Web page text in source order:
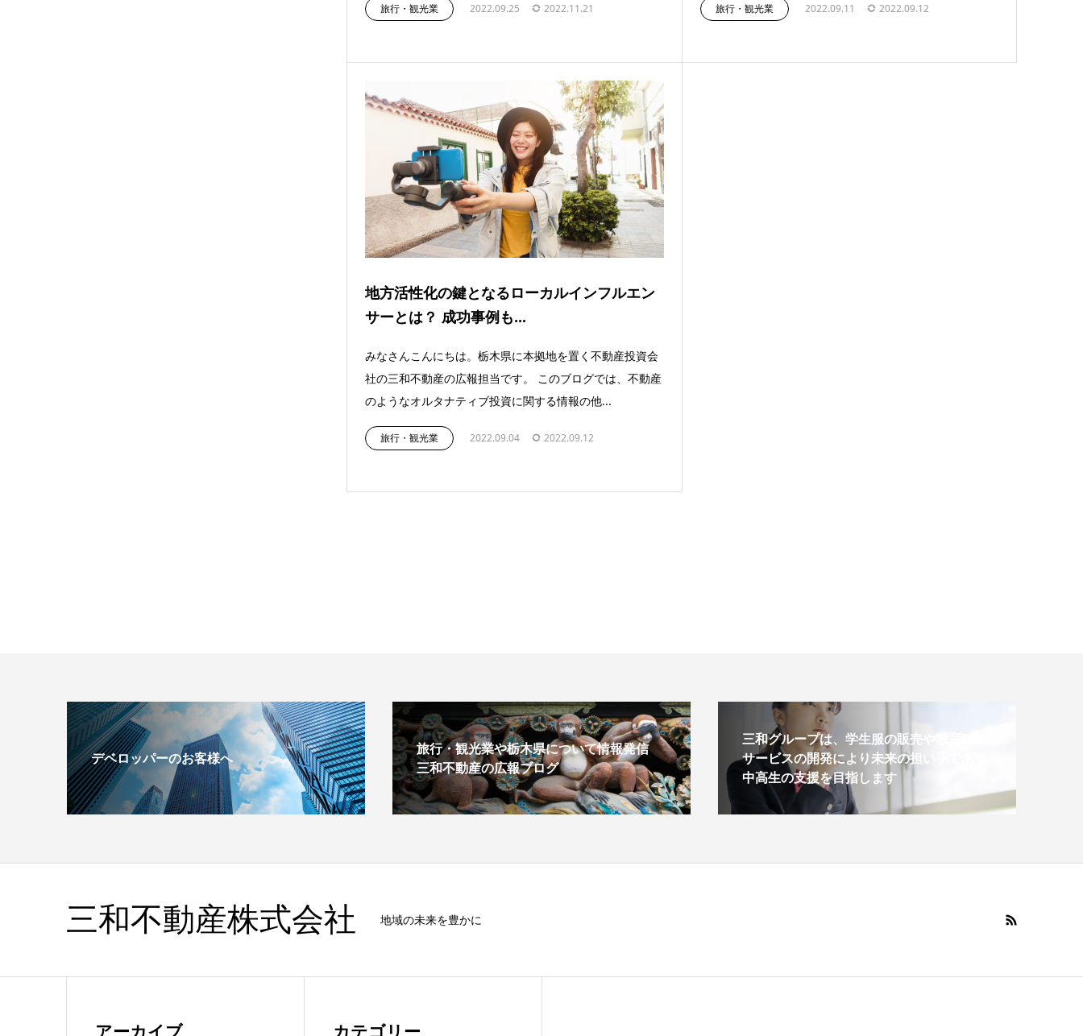
旅行・観光業 2022.09.25 2022.11.21 旅行・観光業 2022.09.11 2022.09.12
地方活性化の鍵となるローカルインフルエン
サーとは？ 成功事例も...
みなさんこんにちは。栃木県に本拠地を置く不動産投資会
社の三和不動産の広報担当です。 このブログでは、不動産
のようなオルタナティブ投資に関する情報の他...
旅行・観光業 2022.09.04 2022.09.12
デベロッパーのお客様へ
旅行・観光業や栃木県について情報発信
三和不動産の広報ブログ
三和グループは、学生服の販売や教育DX
サービスの開発により未来の担い手である
中高生の支援を目指します
三和不動産株式会社 地域の未来を豊かに
アーカイブ カテゴリー